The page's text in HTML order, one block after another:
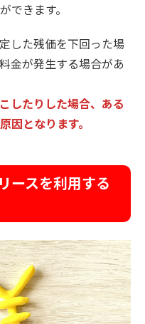
できます。
した残価を下回った場
金が発生する場合があ
したりした場合、ある
因となります。
ースを利用する